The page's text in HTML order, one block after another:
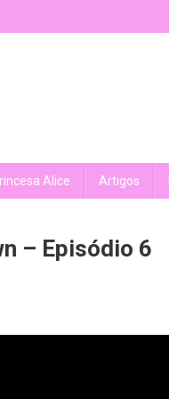
Alice Artigos
– Episódio 6